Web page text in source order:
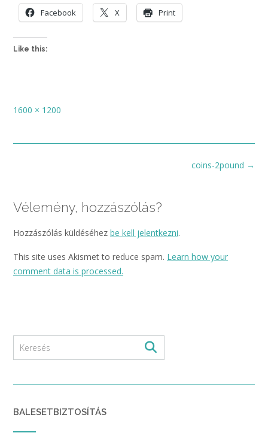
Facebook X Print
Like this:
Full
1600 × 1200
coins-2pound →
Vélemény, hozzászólás?
Hozzászólás küldéséhez be kell jelentkezni.
This site uses Akismet to reduce spam. Learn how your
comment data is processed.
BALESETBIZTOSÍTÁS